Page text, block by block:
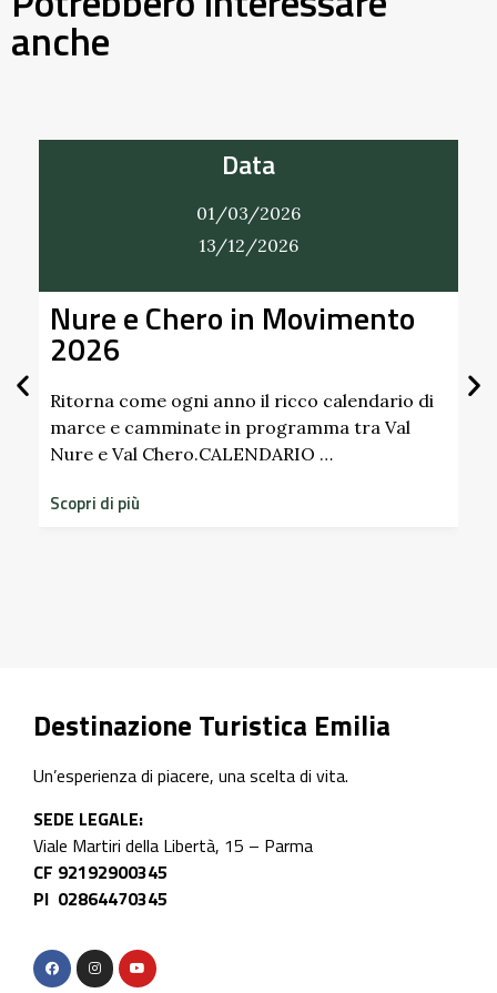
anche
Data
01/03/2026
13/12/2026
Nure e Chero in Movimento
2026
Ritorna come ogni anno il ricco calendario di
marce e camminate in programma tra Val
Nure e Val Chero.CALENDARIO …
Scopri di più
Destinazione Turistica Emilia
Un’esperienza di piacere, una scelta di vita.
SEDE LEGALE:
Viale Martiri della Libertà, 15 – Parma
CF 92192900345
PI 02864470345